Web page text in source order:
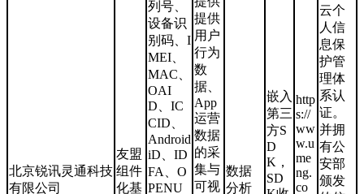
北京锐讯灵通科技
有限公司
友盟
组件
化基
列号、
设备识
别码、I
MEI、
MAC、
OAI
D、IC
CID、
Android
iD、ID
FA、O
PENU
提供
用户
行为
数
据、
App
运营
数据
的采
集与
可视
数据
分析
嵌入
第三
方S
D
K，
SD
http
s://
ww
w.u
me
ng.
co
云个
人信
息保
护管
理体
系认
证。
并拥
有公
安部
颁发